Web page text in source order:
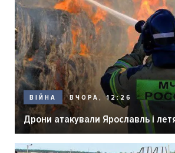
ВІЙНА ВЧОРА, 12:26
Дрони атакували Ярославль і